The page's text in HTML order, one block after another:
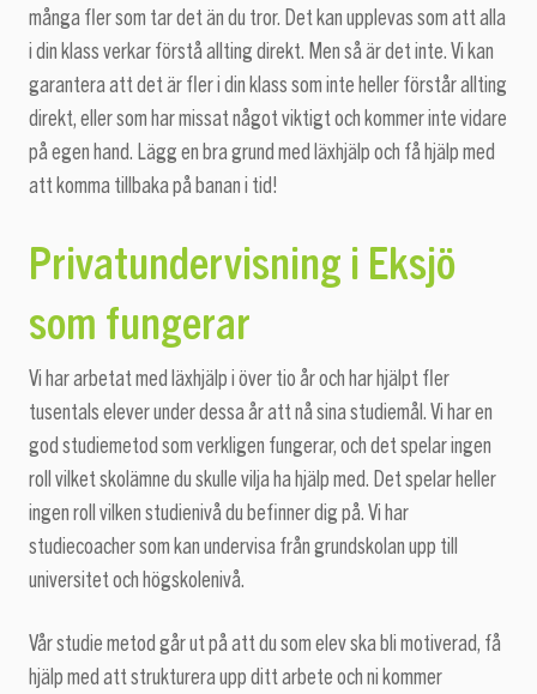
många fler som tar det än du tror. Det kan upplevas som att alla
i din klass verkar förstå allting direkt. Men så är det inte. Vi kan
garantera att det är fler i din klass som inte heller förstår allting
direkt, eller som har missat något viktigt och kommer inte vidare
på egen hand. Lägg en bra grund med läxhjälp och få hjälp med
att komma tillbaka på banan i tid!
Privatundervisning i Eksjö
som fungerar
Vi har arbetat med läxhjälp i över tio år och har hjälpt fler
tusentals elever under dessa år att nå sina studiemål. Vi har en
god studiemetod som verkligen fungerar, och det spelar ingen
roll vilket skolämne du skulle vilja ha hjälp med. Det spelar heller
ingen roll vilken studienivå du befinner dig på. Vi har
studiecoacher som kan undervisa från grundskolan upp till
universitet och högskolenivå.
Vår studie metod går ut på att du som elev ska bli motiverad, få
hjälp med att strukturera upp ditt arbete och ni kommer